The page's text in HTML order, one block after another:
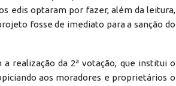
edis optaram por fazer, além da leitura,
fosse de imediato para a sanção do
realização da 2ª votação, que institui o
aos moradores e proprietários o